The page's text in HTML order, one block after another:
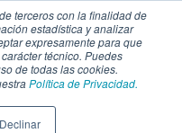
terceros con la finalidad de
estadística y analizar
expresamente para que
técnico. Puedes
de todas las cookies.
Política de Privacidad.
Declinar